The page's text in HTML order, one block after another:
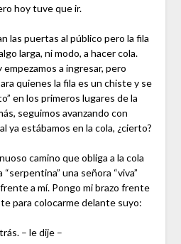
hoy tuve que ir.
las puertas al público pero la fila
larga, ni modo, a hacer cola.
a ingresar, pero
quienes la fila es un chiste y se
en los primeros lugares de la
seguimos avanzando con
ya estábamos en la cola, ¿cierto?
camino que obliga a la cola
una señora “viva”
a mí. Pongo mi brazo frente
para colocarme delante suyo:
– le dije –